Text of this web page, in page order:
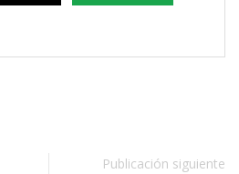
Publicación siguiente